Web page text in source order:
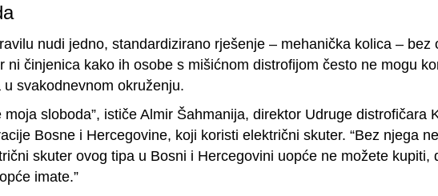
nudi jedno, standardizirano rješenje – mehanička kolica – bez
činjenica kako ih osobe s mišićnom distrofijom često ne mogu
svakodnevnom okruženju.
sloboda”, ističe Almir Šahmanija, direktor Udruge distrofičara
Bosne i Hercegovine, koji koristi električni skuter. “Bez njega
skuter ovog tipa u Bosni i Hercegovini uopće ne možete kupiti,
imate.”